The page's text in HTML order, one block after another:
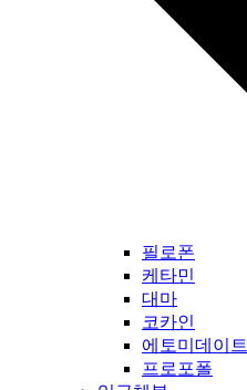
필로폰
케타민
대마
코카인
에토미데이트
프로포폴